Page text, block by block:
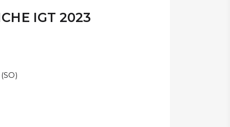
IGT 2023